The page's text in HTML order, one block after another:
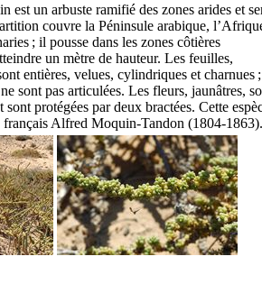
est un arbuste ramifié des zones arides et
couvre la Péninsule arabique,
; il pousse dans les zones côtières
un mètre de hauteur. Les feuilles,
entières, velues, cylindriques et charnues ;
sont pas articulées. Les fleurs, jaunâtres,
protégées par deux bractées. Cette
français Alfred Moquin-Tandon (1804-1863).